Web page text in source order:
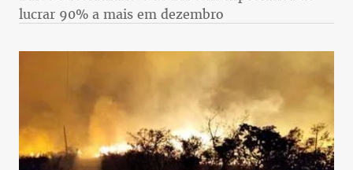
lucrar 90% a mais em dezembro